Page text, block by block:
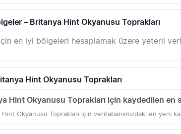
– Britanya Hint Okyanusu Toprakları
en iyi bölgeleri hesaplamak üzere yeterli
Hint Okyanusu Toprakları
Hint Okyanusu Toprakları için kaydedilen en
Hint Okyanusu Toprakları için veritabanımızdaki en yeni